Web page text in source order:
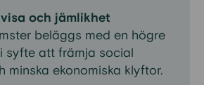
och jämlikhet
beläggs med en högre
syfte att främja social
minska ekonomiska klyftor.